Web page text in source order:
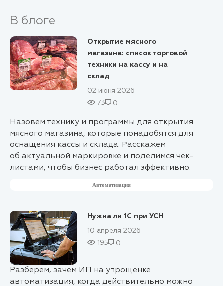
В блоге
Открытие мясного
магазина: список торговой
техники на кассу и на
склад
02 июня 2026
73
0
Назовем технику и программы для открытия
мясного магазина, которые понадобятся для
оснащения кассы и склада. Расскажем
об актуальной маркировке и поделимся чек-
листами, чтобы бизнес работал эффективно.
Автоматизация
Нужна ли 1С при УСН
10 апреля 2026
195
0
Разберем, зачем ИП на упрощенке
автоматизация, когда действительно можно